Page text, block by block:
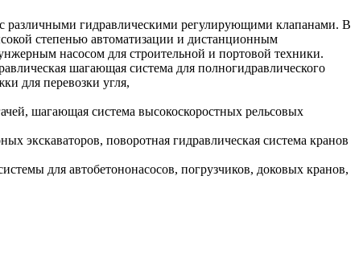
различными гидравлическими регулирующими клапанами. В
степенью автоматизации и дистанционным
насосом для строительной и портовой техники.
шагающая система для полногидравлического
для перевозки угля,
шагающая система высокоскоростных рельсовых
экскаваторов, поворотная гидравлическая система кранов
для автобетононасосов, погрузчиков, доковых кранов,